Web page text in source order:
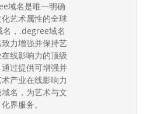
域名是唯一明确
艺术属性的全球
名，.degree域名
力增强并保持艺
线影响力的顶级
过提供可增强并
产业在线影响力
名，为艺术与文
化界服务。